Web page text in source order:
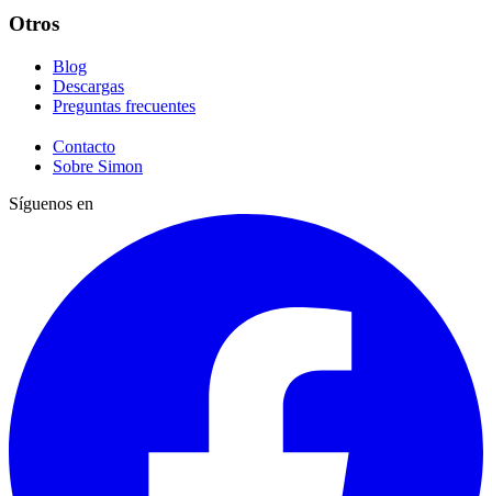
Otros
Blog
Descargas
Preguntas frecuentes
Contacto
Sobre Simon
Síguenos en